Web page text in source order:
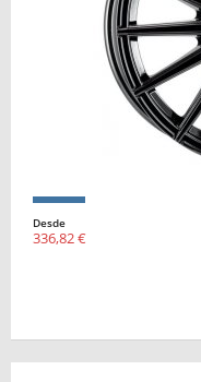
Desde
336,82 €